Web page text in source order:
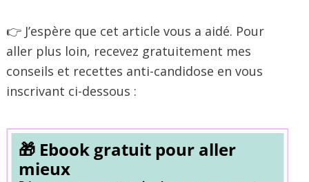
👉 J’espère que cet article vous a aidé. Pour
aller plus loin, recevez gratuitement mes
conseils et recettes anti-candidose en vous
inscrivant ci-dessous :